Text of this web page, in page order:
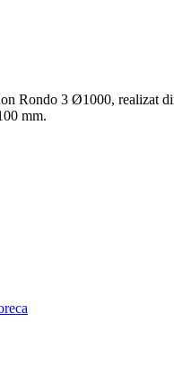
Rondo 3 Ø1000, realizat
mm.